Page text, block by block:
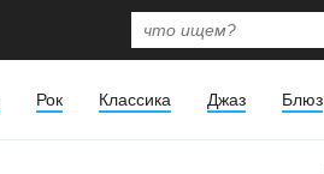
Рок Классика Джаз Блюз